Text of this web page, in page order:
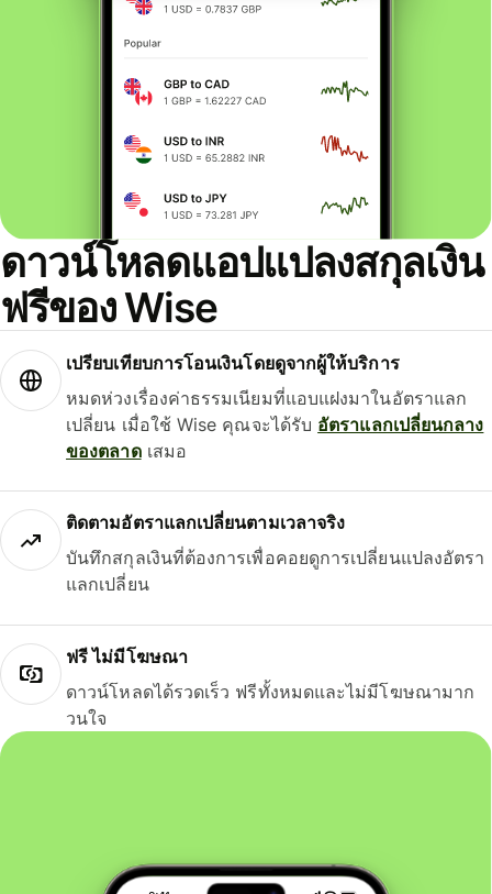
ดาวน์โหลดแอปแปลงสกุลเงิน
ฟรีของ Wise
เปรียบเทียบการโอนเงินโดยดูจากผู้ให้บริการ
หมดห่วงเรื่องค่าธรรมเนียมที่แอบแฝงมาในอัตราแลก
เปลี่ยน เมื่อใช้ Wise คุณจะได้รับ อัตราแลกเปลี่ยนกลาง
ของตลาดเสมอ
ติดตามอัตราแลกเปลี่ยนตามเวลาจริง
บันทึกสกุลเงินที่ต้องการเพื่อคอยดูการเปลี่ยนแปลงอัตรา
แลกเปลี่ยน
ฟรี ไม่มีโฆษณา
ดาวน์โหลดได้รวดเร็ว ฟรีทั้งหมดและไม่มีโฆษณามาก
วนใจ